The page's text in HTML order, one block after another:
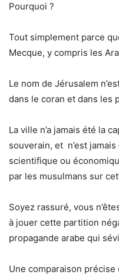
Pourquoi ?
Tout simplement parce
Mecque, y compris les
Le nom de Jérusalem
dans le coran et dans les
La ville n’a jamais été la
souverain, et n’est
scientifique ou
par les musulmans sur
Soyez rassuré, vous
à jouer cette partition
propagande arabe qui
Une comparaison